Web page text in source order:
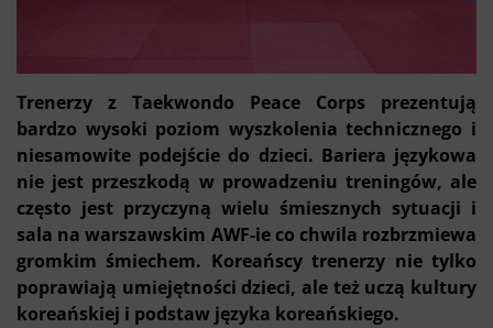
Trenerzy z Taekwondo Peace Corps prezentują
bardzo wysoki poziom wyszkolenia technicznego i
niesamowite podejście do dzieci. Bariera językowa
nie jest przeszkodą w prowadzeniu treningów, ale
często jest przyczyną wielu śmiesznych sytuacji i
sala na warszawskim AWF-ie co chwila rozbrzmiewa
gromkim śmiechem. Koreańscy trenerzy nie tylko
poprawiają umiejętności dzieci, ale też uczą kultury
koreańskiej i podstaw języka koreańskiego.